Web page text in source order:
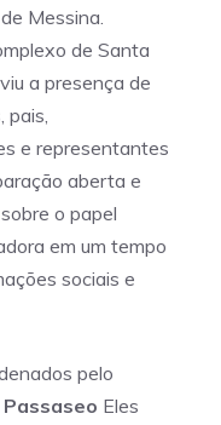
Messina.
de Santa
a presença de
pais,
e representantes
aberta e
o papel
em um tempo
sociais e
pelo
Eles